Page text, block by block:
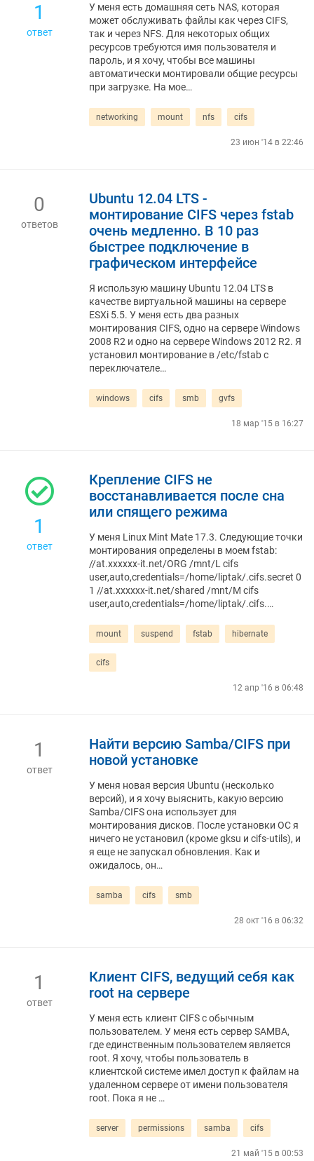
1
ответ
У меня есть домашняя сеть NAS, которая
может обслуживать файлы как через CIFS,
так и через NFS. Для некоторых общих
ресурсов требуются имя пользователя и
пароль, и я хочу, чтобы все машины
автоматически монтировали общие ресурсы
при загрузке. На мое…
networking mount nfs cifs
23 июн '14 в 22:46
0
ответов
Ubuntu 12.04 LTS -
монтирование CIFS через fstab
очень медленно. В 10 раз
быстрее подключение в
графическом интерфейсе
Я использую машину Ubuntu 12.04 LTS в
качестве виртуальной машины на сервере
ESXi 5.5. У меня есть два разных
монтирования CIFS, одно на сервере Windows
2008 R2 и одно на сервере Windows 2012 R2. Я
установил монтирование в /etc/fstab с
переключателе…
windows cifs smb gvfs
18 мар '15 в 16:27
1
ответ
Крепление CIFS не
восстанавливается после сна
или спящего режима
У меня Linux Mint Mate 17.3. Следующие точки
монтирования определены в моем fstab:
//at.xxxxxx-it.net/ORG /mnt/L cifs
user,auto,credentials=/home/liptak/.cifs.secret 0
1 //at.xxxxxx-it.net/shared /mnt/M cifs
user,auto,credentials=/home/liptak/.cifs.…
mount suspend fstab hibernate
cifs
12 апр '16 в 06:48
1
ответ
Найти версию Samba/CIFS при
новой установке
У меня новая версия Ubuntu (несколько
версий), и я хочу выяснить, какую версию
Samba/CIFS она использует для
монтирования дисков. После установки ОС я
ничего не установил (кроме gksu и cifs-utils), и
я еще не запускал обновления. Как и
ожидалось, он…
samba cifs smb
28 окт '16 в 06:32
1
ответ
Клиент CIFS, ведущий себя как
root на сервере
У меня есть клиент CIFS с обычным
пользователем. У меня есть сервер SAMBA,
где единственным пользователем является
root. Я хочу, чтобы пользователь в
клиентской системе имел доступ к файлам на
удаленном сервере от имени пользователя
root. Пока я не …
server permissions samba cifs
21 май '15 в 00:53